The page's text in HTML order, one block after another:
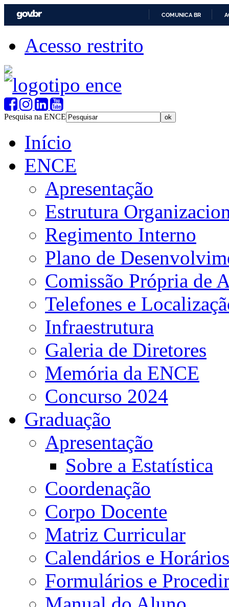
COMUNICA BR
Acesso restrito
Pesquisa na ENCE
Início
ENCE
Apresentação
Estrutura
Regimento Interno
Plano de
Comissão Própria de
Telefones e
Infraestrutura
Galeria de Diretores
Memória da ENCE
Concurso 2024
Graduação
Apresentação
Sobre a Estatística
Coordenação
Corpo Docente
Matriz Curricular
Calendários e Horários
Formulários e